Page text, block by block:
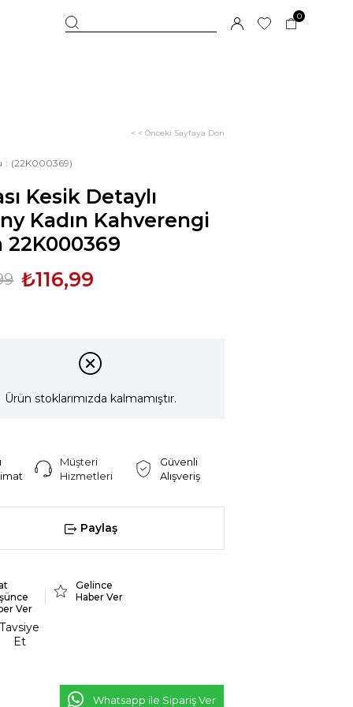
0
< < Önceki Sayfaya Dön
(22K000369)
Kesik Detaylı
Kadın Kahverengi
22K000369
₺116,99
Ürün stoklarımızda kalmamıştır.
Müşteri
Hizmetleri
Güvenli
Alışveriş
Paylaş
Ver
Gelince
Haber Ver
Tavsiye
Et
Whatsapp ile Sipariş Ver